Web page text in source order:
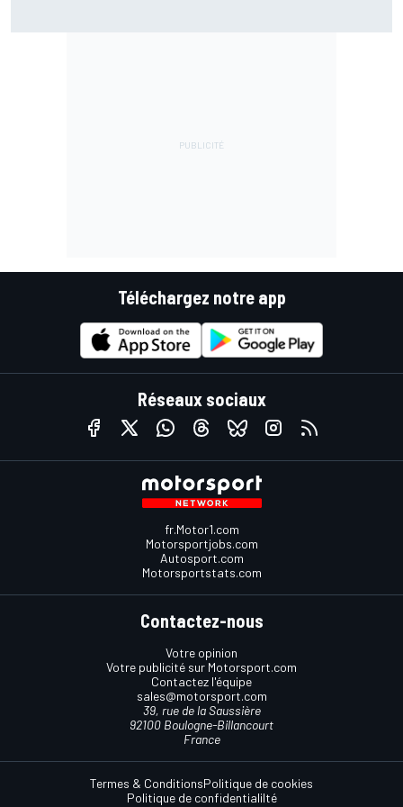
Téléchargez notre app
Réseaux sociaux
fr.Motor1.com
Motorsportjobs.com
Autosport.com
Motorsportstats.com
Contactez-nous
Votre opinion
Votre publicité sur Motorsport.com
Contactez l'équipe
sales@motorsport.com
39, rue de la Saussière
92100 Boulogne-Billancourt
France
Termes & ConditionsPolitique de cookies
Politique de confidentialilté